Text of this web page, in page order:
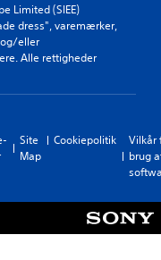
Limited (SIEE)
dress", varemærker,
eller
Alle rettigheder
Site
Map
Cookiepolitik
Vilkår
brug